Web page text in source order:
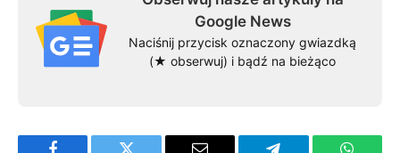
Google News
Naciśnij przycisk oznaczony gwiazdką
(★ obserwuj) i bądź na bieżąco